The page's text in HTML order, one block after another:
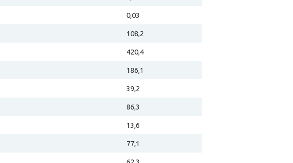
0,03
108,2
420,4
186,1
39,2
86,3
13,6
77,1